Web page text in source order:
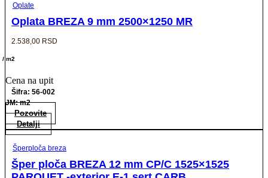
Oplate
Oplata BREZA 9 mm 2500×1250 MR
2.538,00 RSD
/ m2
Cena na upit
Šifra: 56-002
JM: m2
Pozovite
Detalji
Šperploča breza
Šper ploča BREZA 12 mm CP/C 1525×1525